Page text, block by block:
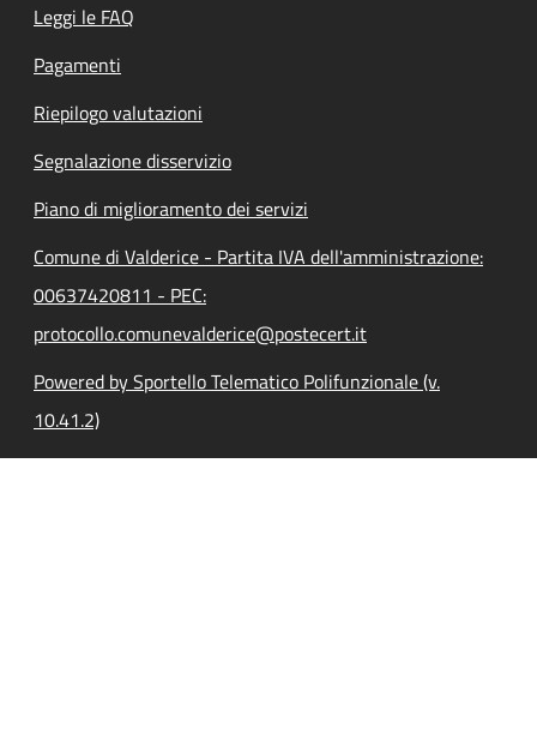
Leggi le FAQ
Pagamenti
Riepilogo valutazioni
Segnalazione disservizio
Piano di miglioramento dei servizi
Comune di Valderice - Partita IVA dell'amministrazione:
00637420811 - PEC:
protocollo.comunevalderice@postecert.it
Powered by Sportello Telematico Polifunzionale (v.
10.41.2)